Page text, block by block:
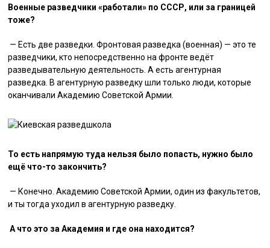
Военные разведчики «работали» по СССР, или за границей
тоже?
— Есть две разведки. Фронтовая разведка (военная) — это те
разведчики, кто непосредственно на фронте ведёт
разведывательную деятельность. А есть агентурная
разведка. В агентурную разведку шли только люди, которые
оканчивали Академию Советской Армии.
То есть напрямую туда нельзя было попасть, нужно было
ещё что-то закончить?
— Конечно. Академию Советской Армии, один из факультетов,
и ты тогда уходил в агентурную разведку.
А что это за Академия и где она находится?